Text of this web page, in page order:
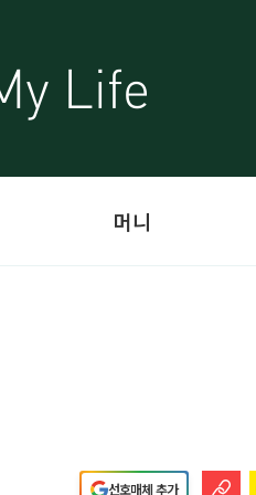
머니
선호매체 추가